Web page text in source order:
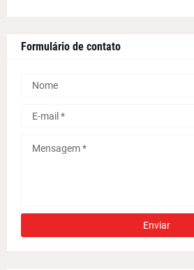
Formulário de contato